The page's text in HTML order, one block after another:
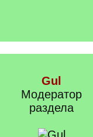
Gul
Модератор
раздела